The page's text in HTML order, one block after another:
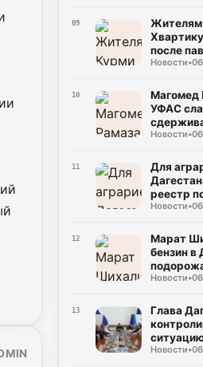
09
Жителям
после
Новости•
10
Магомед
УФАС
топливо
Новости•
11
Для
реестр
топлива
Новости•
12
Марат
бензин в
рублей
Новости•
13
Глава
Новости•